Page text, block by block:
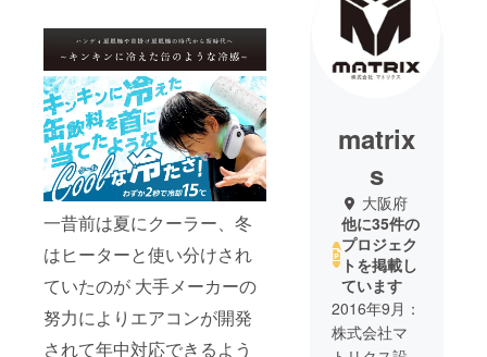
一昔前は夏にクーラー、冬
はヒーターと使い分けされ
ていたのが 大手メーカーの
努力によりエアコンが開発
されて年中対応できるよう
matrix
s
大阪府
他に35件の
プロジェク
トを掲載し
ています
2016年9月：
株式会社マ